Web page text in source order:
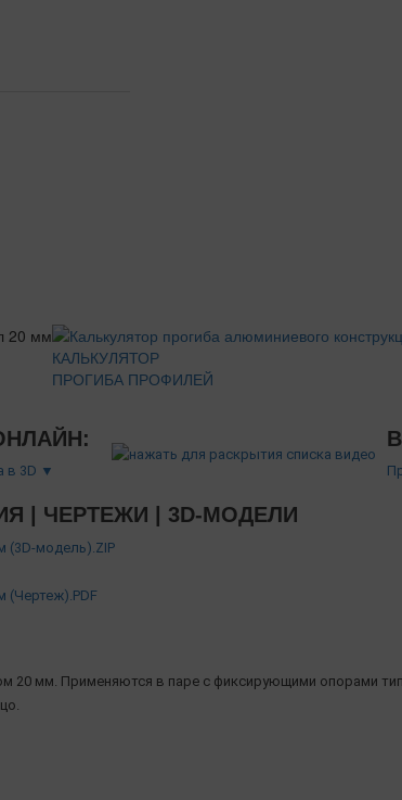
КАЛЬКУЛЯТОР
ПРОГИБА ПРОФИЛЕЙ
в 3D ▼
| ЧЕРТЕЖИ | 3D-МОДЕЛИ
(3D-модель).ZIP
(Чертеж).PDF
20 мм. Применяются в паре с фиксирующими опорами